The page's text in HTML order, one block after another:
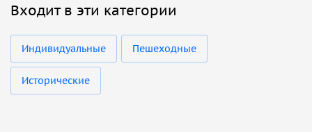
Входит в эти категории
Индивидуальные Пешеходные
Исторические